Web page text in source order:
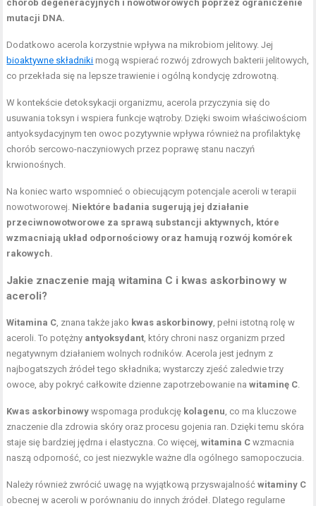
chorób degeneracyjnych i nowotworowych poprzez ograniczenie
mutacji DNA.
Dodatkowo acerola korzystnie wpływa na mikrobiom jelitowy. Jej
bioaktywne składniki mogą wspierać rozwój zdrowych bakterii jelitowych,
co przekłada się na lepsze trawienie i ogólną kondycję zdrowotną.
W kontekście detoksykacji organizmu, acerola przyczynia się do
usuwania toksyn i wspiera funkcje wątroby. Dzięki swoim właściwościom
antyoksydacyjnym ten owoc pozytywnie wpływa również na profilaktykę
chorób sercowo-naczyniowych przez poprawę stanu naczyń
krwionośnych.
Na koniec warto wspomnieć o obiecującym potencjale aceroli w terapii
nowotworowej. Niektóre badania sugerują jej działanie
przeciwnowotworowe za sprawą substancji aktywnych, które
wzmacniają układ odpornościowy oraz hamują rozwój komórek
rakowych.
Jakie znaczenie mają witamina C i kwas askorbinowy w
aceroli?
Witamina C , znana także jako kwas askorbinowy , pełni istotną rolę w
aceroli. To potężny antyoksydant , który chroni nasz organizm przed
negatywnym działaniem wolnych rodników. Acerola jest jednym z
najbogatszych źródeł tego składnika; wystarczy zjeść zaledwie trzy
owoce, aby pokryć całkowite dzienne zapotrzebowanie nawitaminę C
Kwas askorbinowy wspomaga produkcję kolagenu , co ma kluczowe
znaczenie dla zdrowia skóry oraz procesu gojenia ran. Dzięki temu skóra
staje się bardziej jędrna i elastyczna. Co więcej,witamina C wzmacnia
naszą odporność, co jest niezwykle ważne dla ogólnego samopoczucia.
Należy również zwrócić uwagę na wyjątkową przyswajalnośćwitaminy C
obecnej w aceroli w porównaniu do innych źródeł. Dlatego regularne